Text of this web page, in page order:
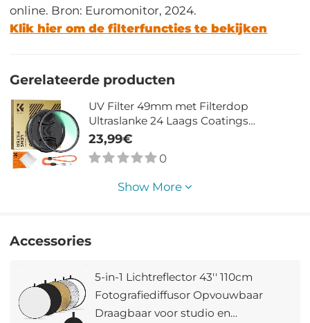
online. Bron: Euromonitor, 2024.
Klik hier om de filterfuncties te bekijken
Gerelateerde producten
UV Filter 49mm met Filterdop
Ultraslanke 24 Laags Coatings
Waterdicht voor Cameralens - Nano
Dazzle Serie
23,99€
0
Show More
Accessories
5-in-1 Lichtreflector 43'' 110cm
Fotografiediffusor Opvouwbaar
Draagbaar voor studio en